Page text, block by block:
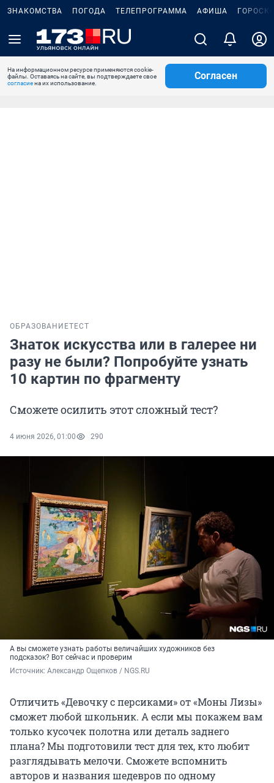
ЗНАКОМСТВА ПОГОДА ТЕЛЕПРОГРАММА АФИША
На информационном ресурсе применяются cookie-
файлы. Оставаясь на сайте, вы подтверждаете свое
согласиена их использование.
Согласен
ОБРАЗОВАНИЕТЕСТ
Знаток искусства или в галерее ни
разу не были? Попробуйте узнать
10 картин по фрагменту
Сможете осилить этот сложный тест?
4 июня 2026, 01:00 290
А вы сможете узнать работы величайших художников без
подсказок? Вот сейчас и проверим
Источник: Александр Ощепков / NGS.RU
Отличить «Девочку с персиками» от «Моны Лизы»
сможет любой школьник. А если мы покажем вам
только кусочек полотна или деталь заднего
плана? Мы подготовили тест для тех, кто любит
разглядывать мелочи. Сможете вспомнить
авторов и названия шедевров по одному